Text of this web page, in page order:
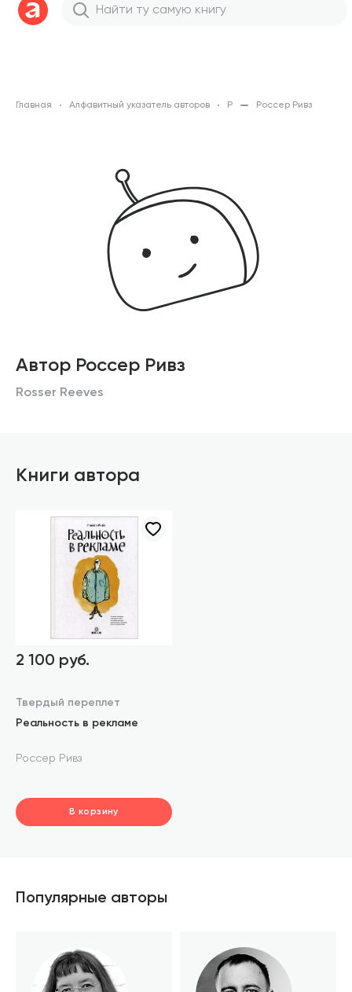
Главная Алфавитный указатель авторов Р Россер Ривз
Автор Россер Ривз
Rosser Reeves
Книги автора
2 100 руб.
Твердый переплет
Реальность в рекламе
Россер Ривз
В корзину
Популярные авторы